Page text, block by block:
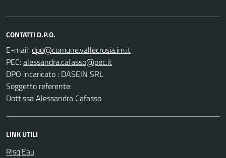
CONTATTI D.P.O.
E-mail:
PEC:
DPO incaricato : DASEIN SRL
Soggetto referente:
Dott.ssa Alessandra Cafasso
LINK UTILI
Risq’Eau